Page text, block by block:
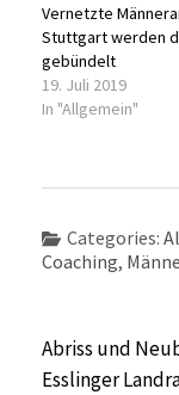
Vernetzte
Stuttgart werden
gebündelt
19. Juli 2019
In "Allgemein"
Categories:
Coaching,
Abriss und
Esslinger